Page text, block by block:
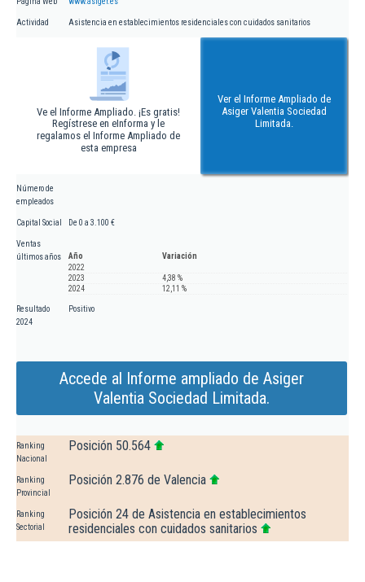
Actividad Asistencia en establecimientos residenciales con cuidados sanitarios
Ve el Informe Ampliado. ¡Es gratis!
Regístrese en eInforma y le
regalamos el Informe Ampliado de
esta empresa
Ver el Informe Ampliado de
Asiger Valentia Sociedad
Limitada.
Número de
empleados
Capital Social De 0 a 3.100 €
Ventas
últimos años
Año
Variación
2022
2023
4,38 %
2024
12,11 %
Resultado
2024
Positivo
Accede al Informe ampliado de Asiger
Valentia Sociedad Limitada.
Ranking
Nacional
Posición 50.564
Ranking
Provincial
Posición 2.876 de Valencia
Ranking
Sectorial
Posición 24 de Asistencia en establecimientos
residenciales con cuidados sanitarios